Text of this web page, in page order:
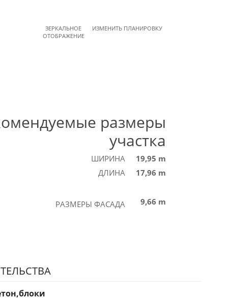
ЗЕРКАЛЬНОЕ
ОТОБРАЖЕНИЕ
ИЗМЕНИТЬ ПЛАНИРОВКУ
размеры
участка
ШИРИНА
19,95 m
ДЛИНА
17,96 m
РАЗМЕРЫ ФАСАДА 9,66 m